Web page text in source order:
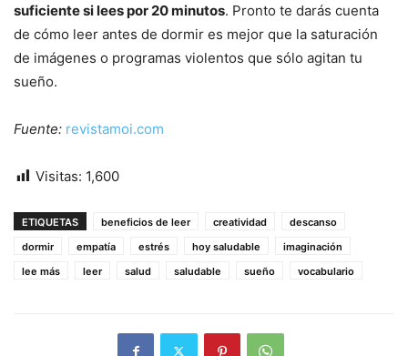
suficiente si lees por 20 minutos. Pronto te darás cuenta
de cómo leer antes de dormir es mejor que la saturación
de imágenes o programas violentos que sólo agitan tu
sueño.
Fuente: revistamoi.com
Visitas: 1,600
ETIQUETAS beneficios de leer creatividad
descanso
dormir
empatía estrés hoy saludable
imaginación
lee más
leer salud saludable sueño vocabulario